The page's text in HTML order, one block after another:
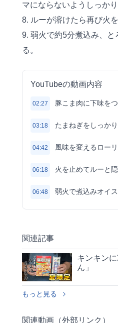
マにならないようしっかり
8. ルーが溶けたら再び火
9. 弱火で約5分煮込み、
る。
YouTubeの動画内容
02:27 豚こま肉に下味を
03:18 たまねぎをしっか
04:42 風味を変えるロー
06:18 火を止めてルーと
06:48 弱火で煮込みオイ
関連記事
キンキン
ん」
もっと見る
関連動画（外部リンク）